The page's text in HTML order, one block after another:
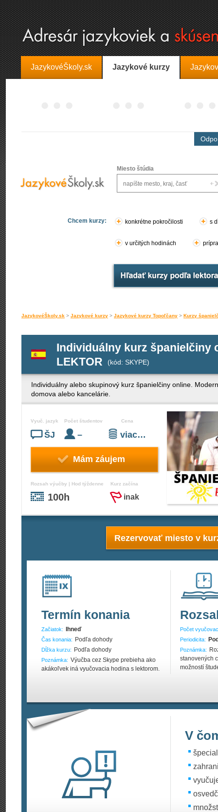
JazykovéŠkoly.sk Jazykové kurzy
Miesto štúdia
Chcem kurzy: konkrétne pokročilosti s
v určitých hodinách
JazykovéŠkoly.sk > Jazykové kurzy > Jazykové kurzy Topoľčany > Kurzy
Individuálny kurz španielčiny
LEKTOR
(kód: SKYPE)
Individuálny alebo skupinový kurz španielčiny online.
domova alebo kancelárie.
Vyuč. jazyk
ŠJ
Počet študentov
–
Cena
viac…
Mám záujem
Rozsah výučby | Hod týždenne
100h
Kurz začína
inak
Rezervovať miesto v
Termín konania
Začiatok: Ihneď
Čas konania: Podľa dohody
Dĺžka kurzu: Podľa dohody
Poznámka: Výučba cez Skype prebieha ako
akákoľvek iná vyučovacia hodina s lektorom.
Počet
Periodicita:
Poznámka:
stanovených
možností
V